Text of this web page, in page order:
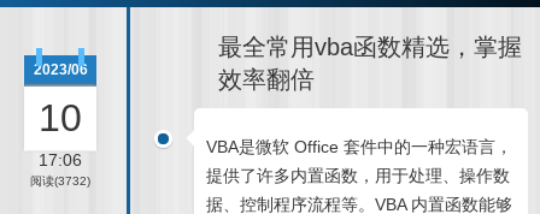
最全常用vba函数精选，掌握
效率翻倍
2023/06
10
17:06
阅读(3732)
VBA是微软 Office 套件中的一种宏语言，
提供了许多内置函数，用于处理、操作数
据、控制程序流程等。VBA 内置函数能够